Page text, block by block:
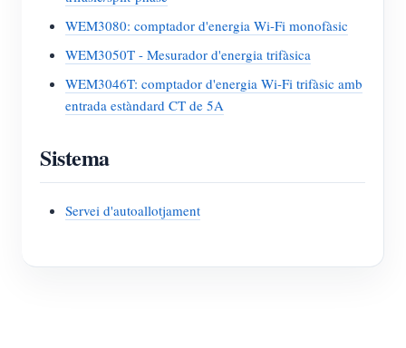
WEM3080: comptador d'energia Wi-Fi monofàsic
WEM3050T - Mesurador d'energia trifàsica
WEM3046T: comptador d'energia Wi-Fi trifàsic amb
entrada estàndard CT de 5A
Sistema
Servei d'autoallotjament